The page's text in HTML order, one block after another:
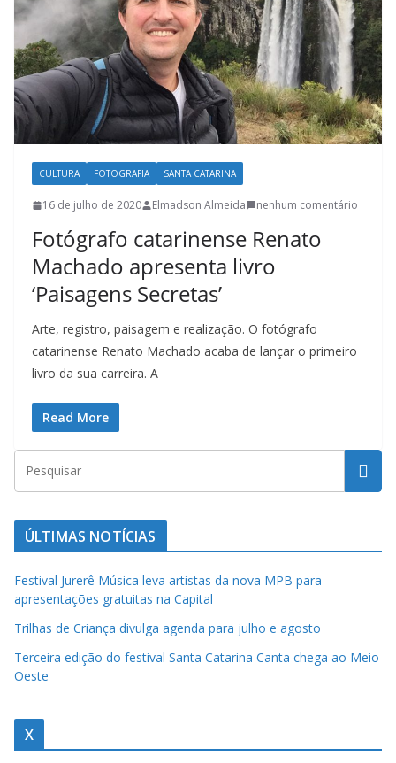
l
u
r
a
c
a
t
a
r
i
n
e
n
a
u
c
u
.
CULTURA FOTOGRAFIA SANTA CATARINA
16 de julho de 2020 Elmadson Almeida nenhum comentário
Fotógrafo catarinense Renato
Machado apresenta livro
‘Paisagens Secretas’
Arte, registro, paisagem e realização. O fotógrafo
catarinense Renato Machado acaba de lançar o primeiro
livro da sua carreira. A
Read More
ÚLTIMAS NOTÍCIAS
Festival Jurerê Música leva artistas da nova MPB para
apresentações gratuitas na Capital
Trilhas de Criança divulga agenda para julho e agosto
Terceira edição do festival Santa Catarina Canta chega ao Meio
Oeste
X